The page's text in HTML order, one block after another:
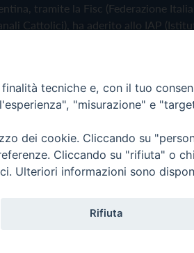
tramite la Fisc (Federazione
Cattolici), ha aderito allo IAP
Policy Cookie Policy
tecniche e, con il tuo
"misurazione" e
dei cookie. Cliccando su
Cliccando su "rifiuta" o
Ulteriori informazioni sono
Rifiuta